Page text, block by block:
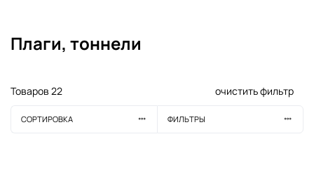
Плаги, тоннели
Товаров 22 очистить фильтр
СОРТИРОВКА ФИЛЬТРЫ